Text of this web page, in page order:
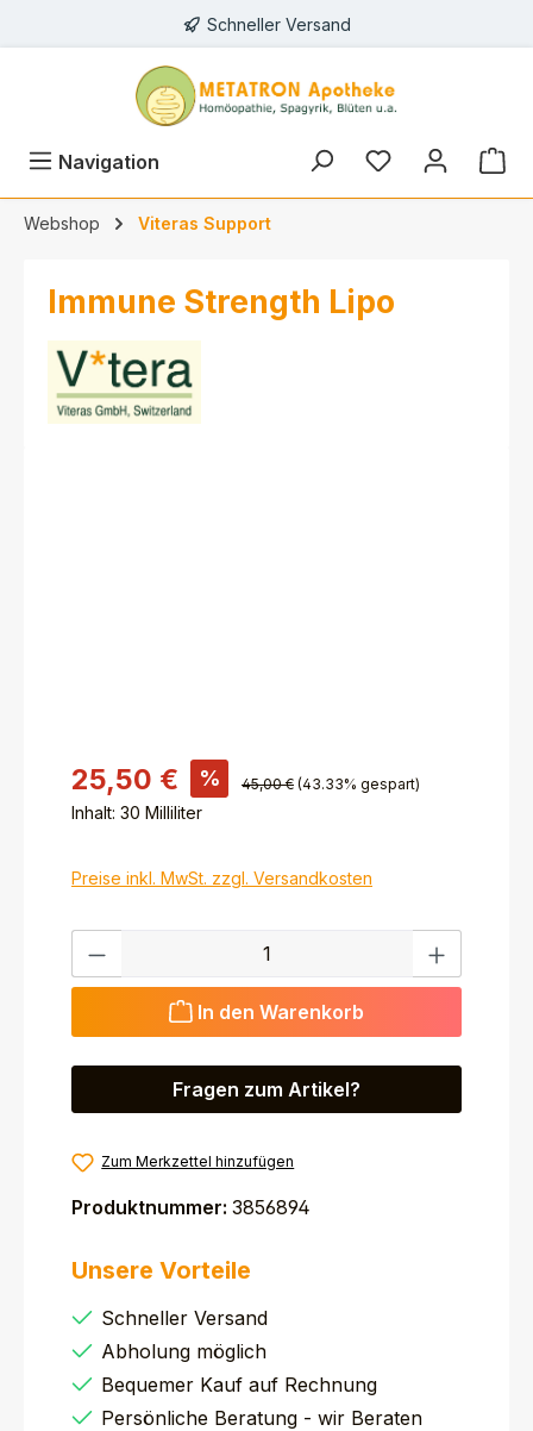
Schneller Versand
Navigation
Webshop Viteras Support
Immune Strength Lipo
25,50 € % 45,00 € (43.33% gespart)
Inhalt: 30 Milliliter
Preise inkl. MwSt. zzgl. Versandkosten
Produkt Anzahl: Gib den gewünschten Wert ein
In den Warenkorb
Fragen zum Artikel?
Zum Merkzettel hinzufügen
Produktnummer: 3856894
Unsere Vorteile
Schneller Versand
Abholung möglich
Bequemer Kauf auf Rechnung
Persönliche Beratung - wir Beraten